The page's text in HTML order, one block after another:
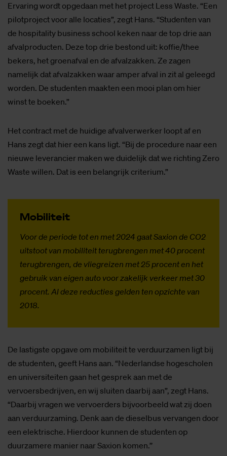
Ervaring wordt opgedaan met het project Less Waste. “Een
pilotproject voor alle locaties”, zegt Hans. “Studenten van
de hospitality business school keken naar de top drie aan
afvalproducten. Deze top drie bestond uit: koffie/thee
bekers, het groenafval en de afvalzakken. Ze zagen
namelijk dat afvalzakken waar amper afval in zit al geleegd
worden. De studenten maakten een mooi plan om hier
winst te boeken.”
Het contract met de huidige afvalverwerker loopt af en
Hans zegt dat hier een kans ligt. “Bij de procedure naar een
nieuwe leverancier maken we duidelijk dat we richting Zero
Waste willen. Dat is een belangrijk criterium.”
Mo­bi­li­teit
Voor de periode tot en met 2024 gaat Saxion de CO2
uitstoot van mobiliteit terugbrengen met 40 procent
terugbrengen, de vliegreizen met 25 procent en het
gebruik van eigen auto voor zakelijk verkeer met 30
procent. Al deze reducties gelden ten opzichte van
2018.
De lastigste opgave om mobiliteit te verduurzamen ligt bij
de studenten, geeft Hans aan. “Nederlandse hogescholen
en universiteiten gaan het gesprek aan met de
vervoersbedrijven, en wij sluiten daarbij aan”, zegt Hans.
“Daarbij vragen we vervoerders bijvoorbeeld wat zij doen
aan verduurzaming. Denk aan de dieselbus vervangen door
een elektrische. Hierdoor kunnen de studenten op
duurzamere manier naar Saxion komen.’’